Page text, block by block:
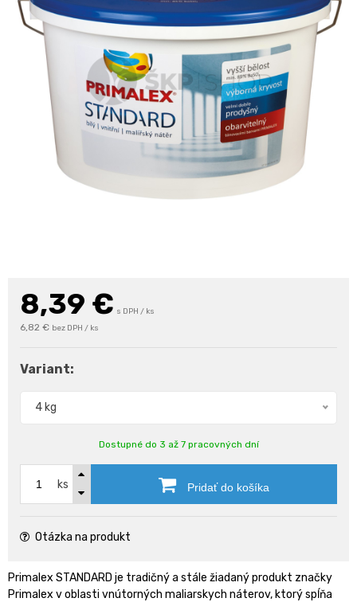
8,39 € s DPH / ks
6,82 € bez DPH / ks
Variant:
4 kg
Dostupné do 3 až 7 pracovných dní
ks Pridať do košíka
Otázka na produkt
Primalex STANDARD je tradičný a stále žiadaný produkt značky
Primalex v oblasti vnútorných maliarskych náterov, ktorý spĺňa